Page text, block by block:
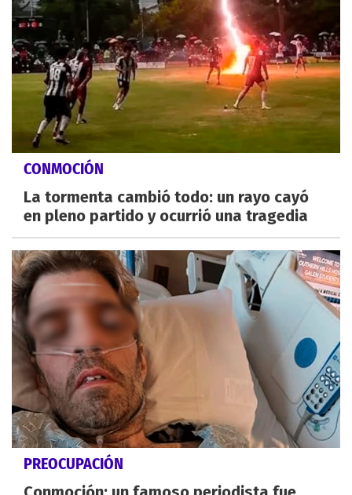
CONMOCIÓN
La tormenta cambió todo: un rayo cayó
en pleno partido y ocurrió una tragedia
PREOCUPACIÓN